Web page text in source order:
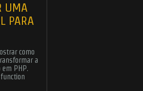
UMA
PARA
como
a
PHP.